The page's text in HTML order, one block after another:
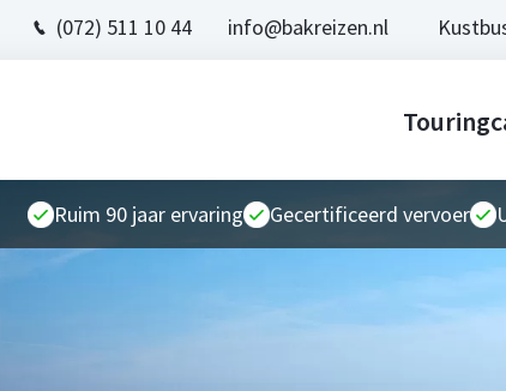
(072) 511 10 44 info@bakreizen.nl
Ruim 90 jaar ervaring Gecertificeerd vervoer